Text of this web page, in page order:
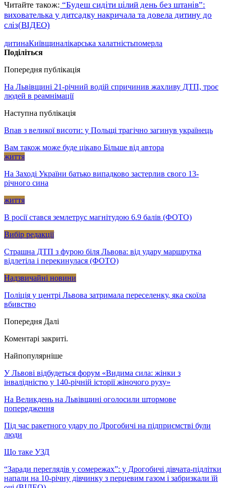
Читайте також: “Будеш сидіти цілий день без штанів”:
вихователька у дитсадку накричала та довела дитину до
сліз(ВІДЕО)
дитинаКиївщиналікарська халатністьпомерла
Поділіться
Попередня публікація
На Львівщині 21-річний водій спричинив жахливу ДТП, троє
людей в реамнімації
Наступна публікація
Впав з великої висоти: у Польщі трагічно загинув українець
Вам також може буде цікаво Більше від автора
життя
На Заході України батько випадково застерлив свого 13-
річного сина
життя
В росії стався землетрус магнітудою 6.9 балів (ФОТО)
Вибір редакції
Страшна ДТП з фурою біля Львова: від удару маршрутка
відлетіла і перекинулася (ФОТО)
Надзвичайні новини
Поліція у центрі Львова затримала переселенку, яка скоїла
вбивство
Попередня Далі
Коментарі закриті.
Найпопулярніше
У Львові відбудеться форум «Видима сила: жінки з
інвалідністю у 140-річній історії жіночого руху»
На Великдень на Львівщині оголосили штормове
попередження
Під час ракетного удару по Дрогобичі на підприємстві були
люди
Що таке УЗД
“Заради переглядів у сомережах”: у Дрогобичі дівчата-підлітки
напали на 10-річну дівчинку з перцевим газом і забризкали їй